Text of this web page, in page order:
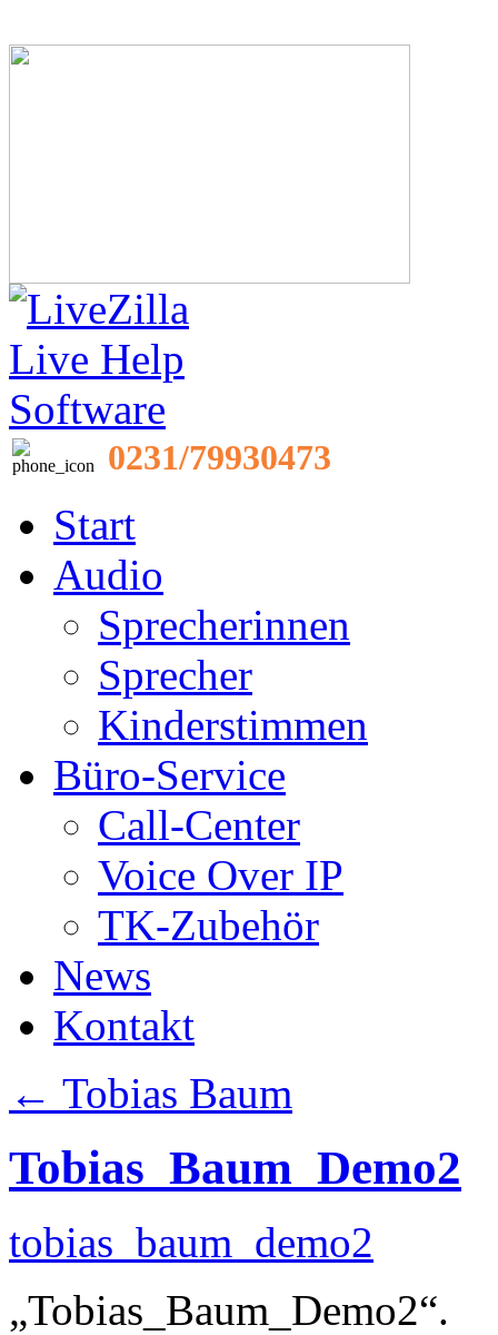
0231/79930473
Start
Audio
Sprecherinnen
Sprecher
Kinderstimmen
Büro-Service
Call-Center
Voice Over IP
TK-Zubehör
News
Kontakt
← Tobias Baum
Tobias_Baum_Demo2
tobias_baum_demo2
„Tobias_Baum_Demo2“.